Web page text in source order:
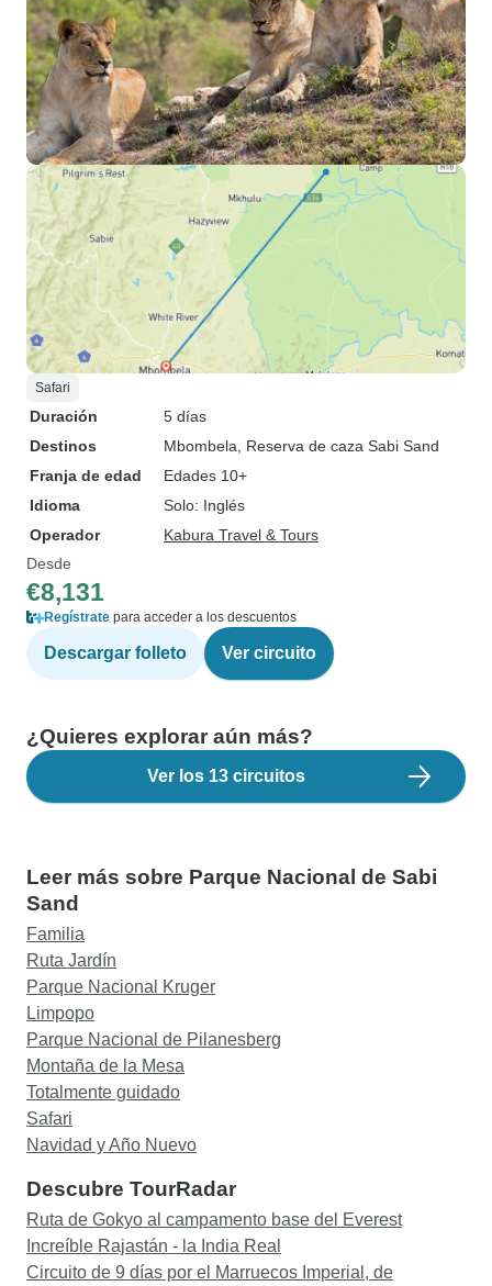
Safari
Duración
5 días
Destinos
Mbombela , Reserva de caza Sabi Sand
Franja de edad
Edades 10+
Idioma
Solo: Inglés
Operador
Kabura Travel & Tours
Desde
€8,131
Regístrate para acceder a los descuentos
Descargar folleto Ver circuito
¿Quieres explorar aún más?
Ver los 13 circuitos
Leer más sobre Parque Nacional de Sabi
Sand
Familia
Ruta Jardín
Parque Nacional Kruger
Limpopo
Parque Nacional de Pilanesberg
Montaña de la Mesa
Totalmente guidado
Safari
Navidad y Año Nuevo
Descubre TourRadar
Ruta de Gokyo al campamento base del Everest
Increíble Rajastán - la India Real
Circuito de 9 días por el Marruecos Imperial, de